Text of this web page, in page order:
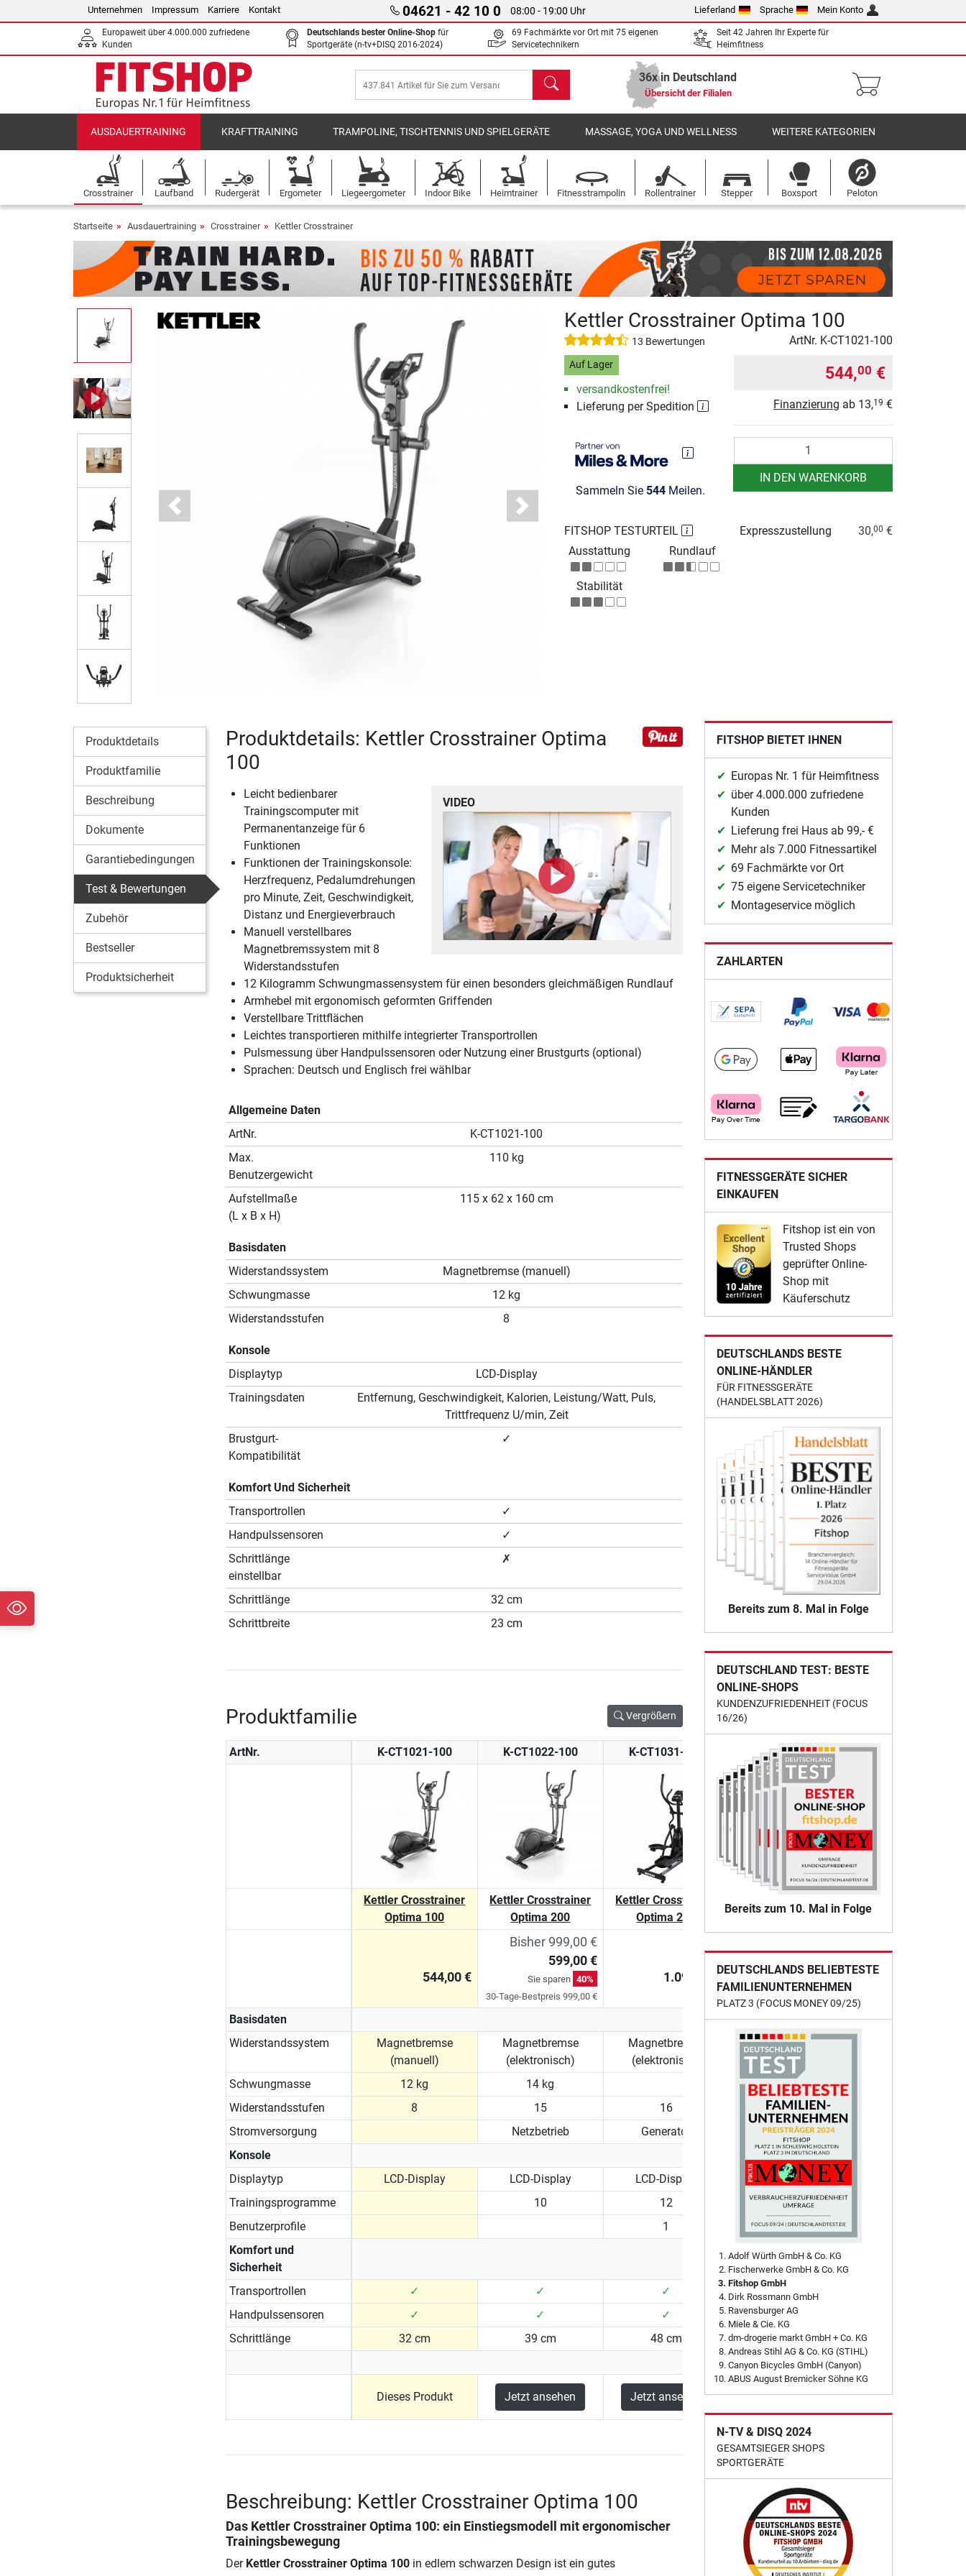
Unternehmen Impressum Karriere Kontakt 04621 - 42 10 0 08:00 - 19:00 Uhr Lieferland Sprache Mein Konto
Europaweit über 4.000.000 zufriedene
Kunden
Deutschlands bester Online-Shop für
Sportgeräte (n-tv+DISQ 2016-2024)
69 Fachmärkte vor Ort mit 75 eigenen
Servicetechnikern
Seit 42 Jahren Ihr Experte für
Heimfitness
Suchen 36x in Deutschland
Übersicht der Filialen
AUSDAUERTRAINING KRAFTTRAINING TRAMPOLINE, TISCHTENNIS UND SPIELGERÄTE MASSAGE, YOGA UND WELLNESS WEITERE KATEGORIEN
Crosstrainer Laufband Rudergerät Ergometer Liegeergometer Indoor Bike Heimtrainer Fitnesstrampolin Rollentrainer Stepper Boxsport Peloton
Startseite Ausdauertraining Crosstrainer Kettler Crosstrainer
Previous Next
Kettler Crosstrainer Optima 100
13 Bewertungen ArtNr. K-CT1021-100
Auf Lager
versandkostenfrei!
Lieferung per Spedition
Sammeln Sie 544Meilen.
544,00 €
Finanzierung ab 13,19 €
IN DEN WARENKORB
FITSHOP TESTURTEIL
Ausstattung
Rundlauf
Stabilität
Expresszustellung 30,00 €
Produktdetails
Produktfamilie
Beschreibung
Dokumente
Garantiebedingungen
Test & Bewertungen
Zubehör
Bestseller
Produktsicherheit
Produktdetails: Kettler Crosstrainer Optima
100
VIDEO
Leicht bedienbarer
Trainingscomputer mit
Permanentanzeige für 6
Funktionen
Funktionen der Trainingskonsole:
Herzfrequenz, Pedalumdrehungen
pro Minute, Zeit, Geschwindigkeit,
Distanz und Energieverbrauch
Manuell verstellbares
Magnetbremssystem mit 8
Widerstandsstufen
12 Kilogramm Schwungmassensystem für einen besonders gleichmäßigen Rundlauf
Armhebel mit ergonomisch geformten Griffenden
Verstellbare Trittflächen
Leichtes transportieren mithilfe integrierter Transportrollen
Pulsmessung über Handpulssensoren oder Nutzung einer Brustgurts (optional)
Sprachen: Deutsch und Englisch frei wählbar
Allgemeine Daten
ArtNr.
K-CT1021-100
Max.
Benutzergewicht
110 kg
Aufstellmaße
(L x B x H)
115 x 62 x 160 cm
Basisdaten
Widerstandssystem
Magnetbremse (manuell)
Schwungmasse
12 kg
Widerstandsstufen
8
Konsole
Displaytyp
LCD-Display
Trainingsdaten
Entfernung, Geschwindigkeit, Kalorien, Leistung/Watt, Puls,
Trittfrequenz U/min, Zeit
Brustgurt-
Kompatibilität
✓
Komfort Und Sicherheit
Transportrollen
✓
Handpulssensoren
✓
Schrittlänge
einstellbar
✗
Schrittlänge
32 cm
Schrittbreite
23 cm
Produktfamilie Vergrößern
ArtNr. K-CT1021-100 K-CT1022-100 K-CT1031-100 K-CT1023-400
Kettler Crosstrainer
Optima 100
Kettler Crosstrainer
Optima 200
Kettler Crosstrainer
Optima 200
Optima 400
544,00 €
Bisher 999,00 €
599,00 €
Sie sparen 40%
30-Tage-Bestpreis 999,00 €
1.099,00 € 1.248,95 €
Basisdaten
Widerstandssystem
Magnetbremse
(manuell)
Magnetbremse
(elektronisch)
Magnetbremse
(elektronisch)
Magnetbremse
(elektronisch)
Schwungmasse
12 kg 14 kg
14 kg
Widerstandsstufen
8 15 16 15
Stromversorgung
Netzbetrieb Generator Netzbetrieb
Konsole
Displaytyp
LCD-Display LCD-Display LCD-Display LCD-Display
Trainingsprogramme
10 12 10
Benutzerprofile
1
Komfort und
Sicherheit
Transportrollen
✓ ✓ ✓ ✓
Handpulssensoren
✓ ✓ ✓ ✓
Schrittlänge
32 cm 39 cm 48 cm 39 cm
Dieses Produkt Jetzt ansehen Jetzt ansehen Jetzt ansehen Jetzt ansehen
Beschreibung: Kettler Crosstrainer Optima 100
Das Kettler Crosstrainer Optima 100: ein Einstiegsmodell mit ergonomischer
Trainingsbewegung
Der Kettler Crosstrainer Optima 100in edlem schwarzen Design ist ein gutes
FITSHOP BIETET IHNEN
Europas Nr. 1 für Heimfitness
über 4.000.000 zufriedene
Kunden
Lieferung frei Haus ab 99,- €
Mehr als 7.000 Fitnessartikel
69 Fachmärkte vor Ort
75 eigene Servicetechniker
Montageservice möglich
ZAHLARTEN
FITNESSGERÄTE SICHER
EINKAUFEN
Fitshop ist ein von
Trusted Shops
geprüfter Online-
Shop mit
Käuferschutz
DEUTSCHLANDS BESTE
ONLINE-HÄNDLER
FÜR FITNESSGERÄTE
(HANDELSBLATT 2026)
Bereits zum 8. Mal in Folge
DEUTSCHLAND TEST: BESTE
ONLINE-SHOPS
KUNDENZUFRIEDENHEIT (FOCUS
16/26)
Bereits zum 10. Mal in Folge
DEUTSCHLANDS BELIEBTESTE
FAMILIENUNTERNEHMEN
PLATZ 3 (FOCUS MONEY 09/25)
Adolf Würth GmbH & Co. KG
Fischerwerke GmbH & Co. KG
Fitshop GmbH
Dirk Rossmann GmbH
Ravensburger AG
Miele & Cie. KG
dm-drogerie markt GmbH + Co. KG
Andreas Stihl AG & Co. KG (STIHL)
Canyon Bicycles GmbH (Canyon)
ABUS August Bremicker Söhne KG
N-TV & DISQ 2024
GESAMTSIEGER SHOPS
SPORTGERÄTE